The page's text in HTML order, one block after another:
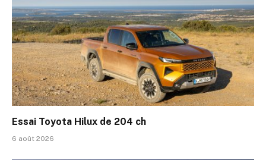
Essai Toyota Hilux de 204 ch
6 août 2026